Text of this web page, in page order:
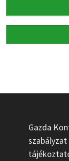
Gazda
szabályzat